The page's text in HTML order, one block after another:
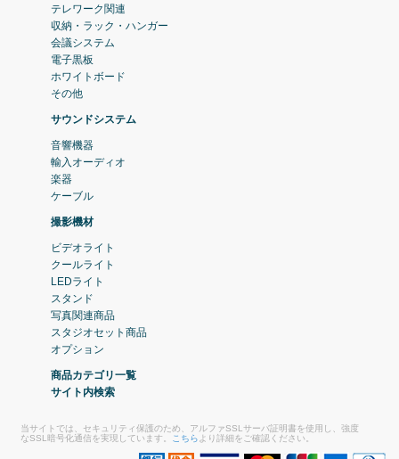
テレワーク関連
収納・ラック・ハンガー
会議システム
電子黒板
ホワイトボード
その他
サウンドシステム
音響機器
輸入オーディオ
楽器
ケーブル
撮影機材
ビデオライト
クールライト
LEDライト
スタンド
写真関連商品
スタジオセット商品
オプション
商品カテゴリ一覧
サイト内検索
当サイトでは、セキュリティ保護のため、アルファSSLサーバ証明書を使用し、強度
なSSL暗号化通信を実現しています。 こちらより詳細をご確認ください。